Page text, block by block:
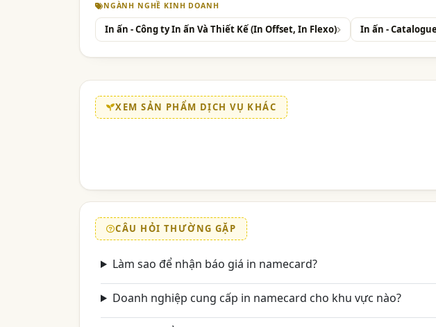
NGÀNH NGHỀ KINH DOANH
In ấn - Công ty In ấn Và Thiết Kế (In Offset, In Flexo) In ấn -
XEM SẢN PHẨM DỊCH VỤ KHÁC
CÂU HỎI THƯỜNG GẶP
Làm sao để nhận báo giá in namecard?
Doanh nghiệp cung cấp in namecard cho khu vực nào?